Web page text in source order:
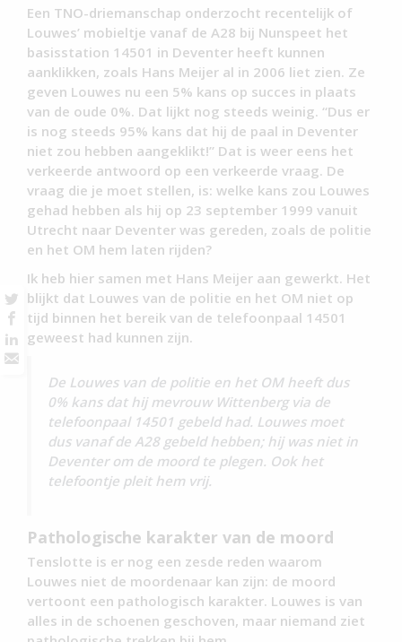
Een TNO-driemanschap onderzocht recentelijk of
Louwes’ mobieltje vanaf de A28 bij Nunspeet het
basisstation 14501 in Deventer heeft kunnen
aanklikken, zoals Hans Meijer al in 2006 liet zien. Ze
geven Louwes nu een 5% kans op succes in plaats
van de oude 0%. Dat lijkt nog steeds weinig. “Dus er
is nog steeds 95% kans dat hij de paal in Deventer
niet zou hebben aangeklikt!” Dat is weer eens het
verkeerde antwoord op een verkeerde vraag. De
vraag die je moet stellen, is: welke kans zou Louwes
gehad hebben als hij op 23 september 1999 vanuit
Utrecht naar Deventer was gereden, zoals de politie
en het OM hem laten rijden?
Ik heb hier samen met Hans Meijer aan gewerkt. Het
blijkt dat Louwes van de politie en het OM niet op
tijd binnen het bereik van de telefoonpaal 14501
geweest had kunnen zijn.
De Louwes van de politie en het OM heeft dus
0% kans dat hij mevrouw Wittenberg via de
telefoonpaal 14501 gebeld had. Louwes moet
dus vanaf de A28 gebeld hebben; hij was niet in
Deventer om de moord te plegen. Ook het
telefoontje pleit hem vrij.
Pathologische karakter van de moord
Tenslotte is er nog een zesde reden waarom
Louwes niet de moordenaar kan zijn: de moord
vertoont een pathologisch karakter. Louwes is van
alles in de schoenen geschoven, maar niemand ziet